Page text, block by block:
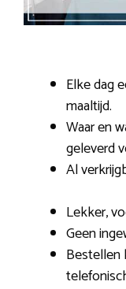
Elke dag
maaltijd.
Waar en
geleverd
Al
Lekker,
Geen
Bestellen